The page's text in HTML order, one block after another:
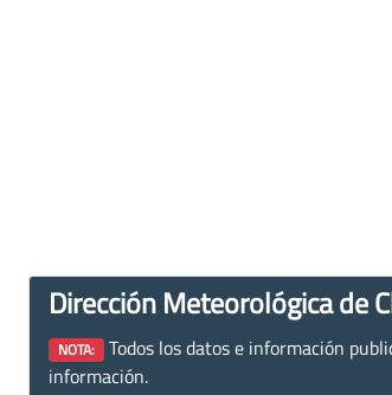
Dirección Meteorológica de
NOTA: Todos los datos e información
información.